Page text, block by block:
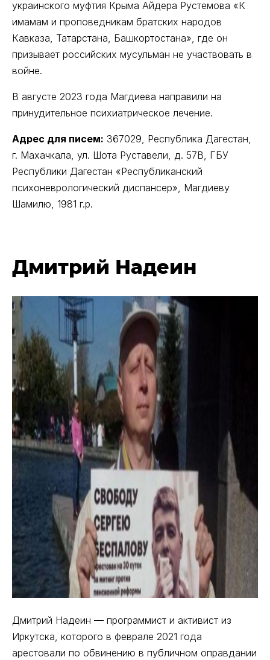
украинского муфтия Крыма Айдера Рустемова «К
имамам и проповедникам братских народов
Кавказа, Татарстана, Башкортостана», где он
призывает российских мусульман не участвовать в
войне.
В августе 2023 года Магдиева направили на
принудительное психиатрическое лечение.
Адрес для писем: 367029, Республика Дагестан,
г. Махачкала, ул. Шота Руставели, д. 57В, ГБУ
Республики Дагестан «Республиканский
психоневрологический диспансер», Магдиеву
Шамилю, 1981 г.р.
Дмитрий Надеин
Дмитрий Надеин — программист и активист из
Иркутска, которого в феврале 2021 года
арестовали по обвинению в публичном оправдании